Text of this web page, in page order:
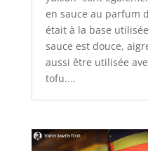
en sauce au parfum
était à la base
sauce est douce,
aussi être utilisée
tofu....